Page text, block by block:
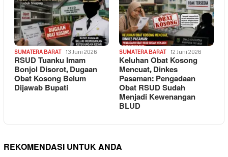
SUMATERA BARAT 13 Juni 2026
RSUD Tuanku Imam
Bonjol Disorot, Dugaan
Obat Kosong Belum
Dijawab Bupati
SUMATERA BARAT 12 Juni 2026
Keluhan Obat Kosong
Mencuat, Dinkes
Pasaman: Pengadaan
Obat RSUD Sudah
Menjadi Kewenangan
BLUD
REKOMENDASI UNTUK ANDA